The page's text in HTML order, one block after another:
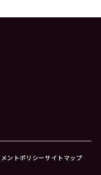
ントポリシーサイトマップ